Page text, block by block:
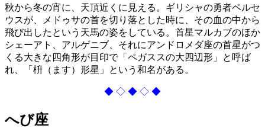
秋から冬の宵に、天頂近くに見える。ギリシャの勇者ペルセ
ウスが、メドゥサの首を切り落とした時に、その血の中から
飛び出したという天馬の姿をしている。首星マルカブのほか
シェーアト、アルゲニブ、それにアンドロメダ座の首星がつ
くる大きな四角形が目印で「ペガススの大四辺形」と呼ば
れ、「枡（ます）形星」という和名がある。
◆ ◇ ◆ ◇ ◆
へび座